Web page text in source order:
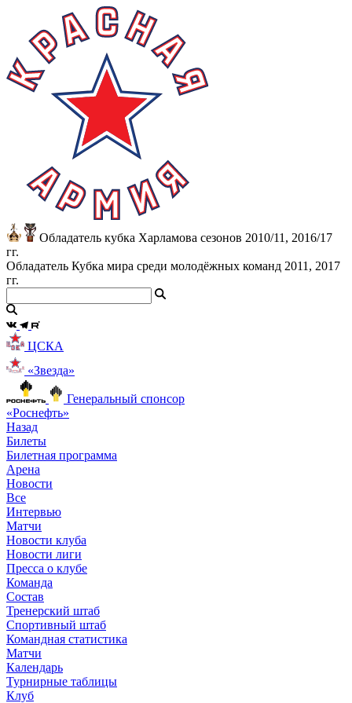
Обладатель кубка Харламова сезонов 2010/11, 2016/17
гг.
Обладатель Кубка мира среди молодёжных команд 2011, 2017
гг.
ЦСКА
«Звезда»
Генеральный спонсор
«Роснефть»
Назад
Билеты
Билетная программа
Арена
Новости
Все
Интервью
Матчи
Новости клуба
Новости лиги
Пресса о клубе
Команда
Состав
Тренерский штаб
Спортивный штаб
Командная статистика
Матчи
Календарь
Турнирные таблицы
Клуб